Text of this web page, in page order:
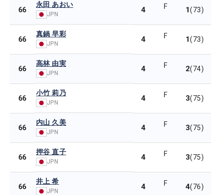
66
永田 あおい
JPN 4 F 1(73)
66
真鍋 早彩
JPN 4 F 1(73)
66
高林 由実
JPN 4 F 2(74)
66
小竹 莉乃
JPN 4 F 3(75)
66
内山 久美
JPN 4 F 3(75)
66
押谷 直子
JPN 4 F 3(75)
66
井上 希
JPN 4 F 4(76)